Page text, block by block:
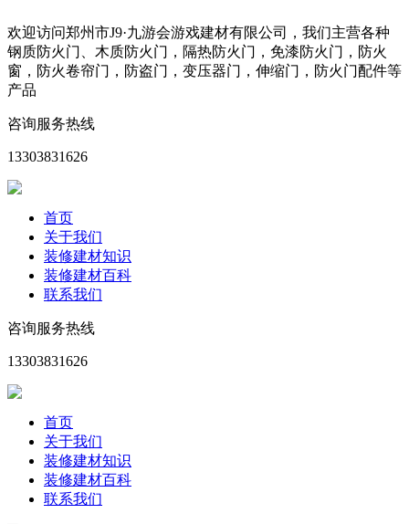
欢迎访问郑州市J9·九游会游戏建材有限公司，我们主营各种
钢质防火门、木质防火门，隔热防火门，免漆防火门，防火
窗，防火卷帘门，防盗门，变压器门，伸缩门，防火门配件等
产品
咨询服务热线
13303831626
首页
关于我们
装修建材知识
装修建材百科
联系我们
咨询服务热线
13303831626
首页
关于我们
装修建材知识
装修建材百科
联系我们